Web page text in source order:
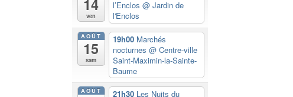
14
ven
l’Enclos @ Jardin de
l'Enclos
AOÛT
15
sam
19h00 Marchés
nocturnes @ Centre-ville
Saint-Maximin-la-Sainte-
Baume
AOÛT 21h30 Les Nuits du